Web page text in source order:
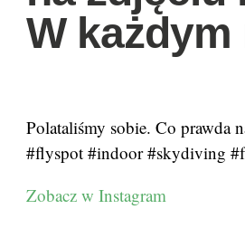
W
Polataliśmy sobie. Co prawda
#flyspot #indoor #skydiving
Zobacz w Instagram